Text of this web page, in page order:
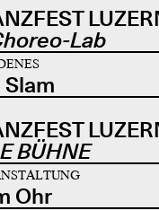
Lab
BÜHNE
Ohr